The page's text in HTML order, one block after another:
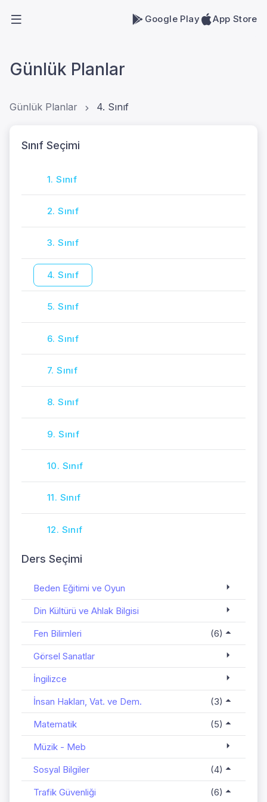
Google Play App Store
Günlük Planlar
Günlük Planlar 4. Sınıf
Sınıf Seçimi
1. Sınıf
2. Sınıf
3. Sınıf
4. Sınıf
5. Sınıf
6. Sınıf
7. Sınıf
8. Sınıf
9. Sınıf
10. Sınıf
11. Sınıf
12. Sınıf
Ders Seçimi
Beden Eğitimi ve Oyun
Din Kültürü ve Ahlak Bilgisi
Fen Bilimleri
(6)
Görsel Sanatlar
İngilizce
İnsan Hakları, Vat. ve Dem.
(3)
Matematik
(5)
Müzik - Meb
Sosyal Bilgiler
(4)
Trafik Güvenliği
(6)